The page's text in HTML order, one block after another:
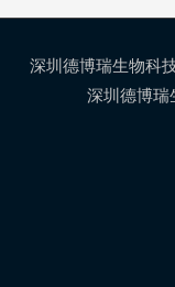
深圳德博瑞生物科
深圳德博瑞